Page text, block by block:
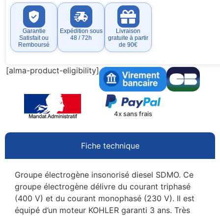
Garantie
Satisfait ou
Remboursé
Expédition sous
48 / 72h
Livraison
gratuite à partir
de 90€
[alma-product-eligibility]
4x sans frais
Fiche technique
Groupe électrogène insonorisé diesel SDMO. Ce
groupe électrogène délivre du courant triphasé
(400 V) et du courant monophasé (230 V). Il est
équipé d’un moteur KOHLER garanti 3 ans. Très